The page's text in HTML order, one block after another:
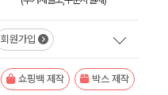
회원가입
쇼핑백 제작 박스 제작